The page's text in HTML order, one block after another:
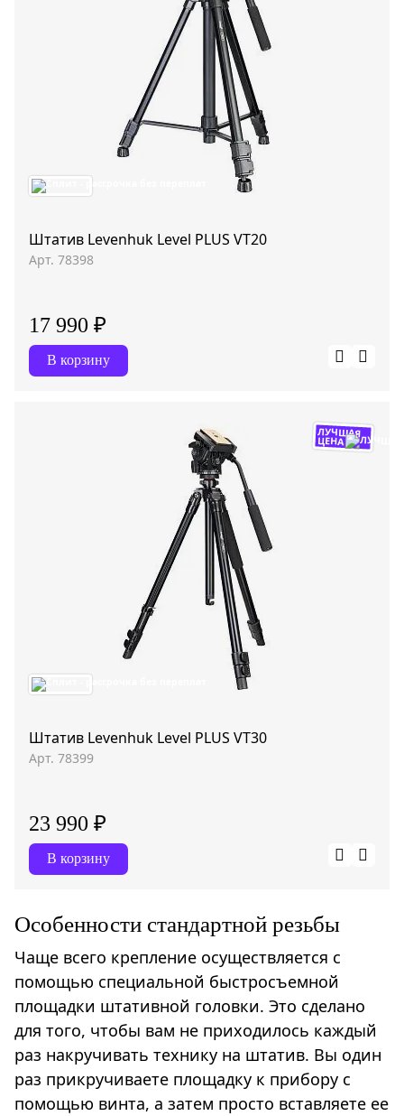
Штатив Levenhuk Level PLUS VT20
Арт. 78398
17 990 ₽
В корзину
ЛУЧШАЯ
ЦЕНА
Штатив Levenhuk Level PLUS VT30
Арт. 78399
23 990 ₽
В корзину
Особенности стандартной резьбы
Чаще всего крепление осуществляется с
помощью специальной быстросъемной
площадки штативной головки. Это сделано
для того, чтобы вам не приходилось каждый
раз накручивать технику на штатив. Вы один
раз прикручиваете площадку к прибору с
помощью винта, а затем просто вставляете ее